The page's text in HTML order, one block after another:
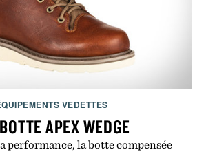
VEDETTES
APEX WEDGE
performance, la botte compensée